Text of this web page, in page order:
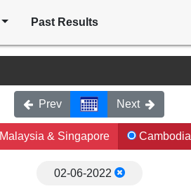
Past Results
Prev Next
Malaysia & Singapore Cambodia
02-06-2022